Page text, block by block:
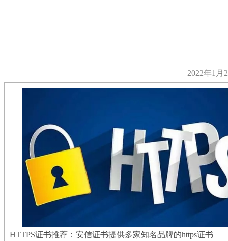
2022年1月
HTTPS证书推荐：安信证书提供多家知名品牌的https证书